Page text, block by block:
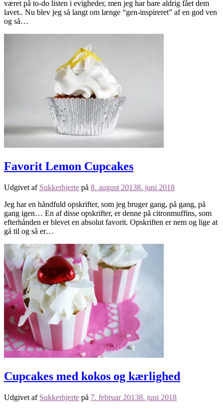
været på to-do listen i evigheder, men jeg har bare aldrig fået dem
lavet.. Nu blev jeg så langt om længe “gen-inspireret” af en god ven
og så…
Favorit Lemon Cupcakes
Udgivet af Sukkerhjerte på 8. august 20138. juni 2018
Jeg har en håndfuld opskrifter, som jeg bruger gang, på gang, på
gang igen… En af disse opskrifter, er denne på citronmuffins, som
efterhånden er blevet en absolut favorit. Opskriften er nem og lige at
gå til og så er…
Cupcakes med kokos og kærlighed
Udgivet af Sukkerhjerte på 7. februar 20138. juni 2018